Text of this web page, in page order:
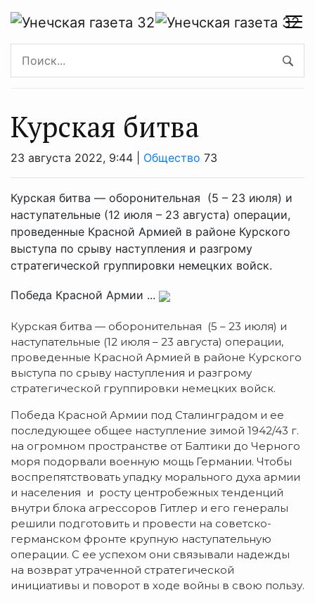
Курская битва
23 августа 2022, 9:44 | Общество 73
Курская битва — оборонительная (5 – 23 июля) и
наступательные (12 июля – 23 августа) операции,
проведенные Красной Армией в районе Курского
выступа по срыву наступления и разгрому
стратегической группировки немецких войск.
Победа Красной Армии ...
Курская битва — оборонительная (5 – 23 июля) и
наступательные (12 июля – 23 августа) операции,
проведенные Красной Армией в районе Курского
выступа по срыву наступления и разгрому
стратегической группировки немецких войск.
Победа Красной Армии под Сталинградом и ее
последующее общее наступление зимой 1942/43 г.
на огромном пространстве от Балтики до Черного
моря подорвали военную мощь Германии. Чтобы
воспрепятствовать упадку морального духа армии
и населения и росту центробежных тенденций
внутри блока агрессоров Гитлер и его генералы
решили подготовить и провести на советско-
германском фронте крупную наступательную
операции. С ее успехом они связывали надежды
на возврат утраченной стратегической
инициативы и поворот в ходе войны в свою пользу.